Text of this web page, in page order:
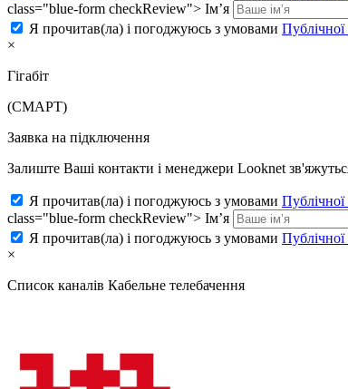
class="blue-form checkReview"> Ім’я
Я прочитав(ла) і погоджуюсь з умовами
×
Гігабіт
(СМАРТ)
Заявка на підключення
Залиште Ваші контакти і менеджери Looknet
Я прочитав(ла) і погоджуюсь з умовами
class="blue-form checkReview"> Ім’я
Я прочитав(ла) і погоджуюсь з умовами
×
Список каналів Кабельне телебачення